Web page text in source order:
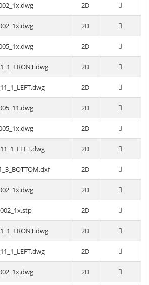
2D
2D
2D
2D
2D
2D
2D
2D
2D
2D
2D
2D
2D
2D